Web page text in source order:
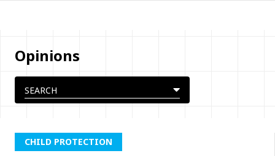
Opinions
CHILD PROTECTION